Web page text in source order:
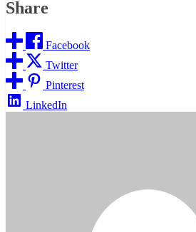
Share
Facebook
Twitter
Pinterest
LinkedIn